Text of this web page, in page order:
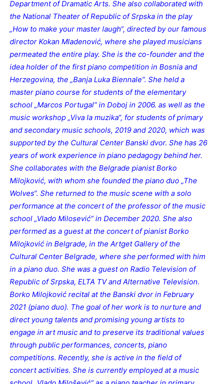
Department of Dramatic Arts. She also collaborated with
the National Theater of Republic of Srpska in the play
„How to make your master laugh“, directed by our famous
director Kokan Mladenović, where she played musicians
permeated the entire play. She is the co-founder and the
idea holder of the first piano competition in Bosnia and
Herzegovina, the „Banja Luka Biennale“. She held a
master piano course for students of the elementary
school „Marcos Portugal“ in Doboj in 2006. as well as the
music workshop „Viva la muzika“, for students of primary
and secondary music schools, 2019 and 2020, which was
supported by the Cultural Center Banski dvor. She has 26
years of work experience in piano pedagogy behind her.
She collaborates with the Belgrade pianist Borko
Milojković, with whom she founded the piano duo „The
Wolves“. She returned to the music scene with a solo
performance at the concert of the professor of the music
school „Vlado Milosević“ in December 2020. She also
performed as a guest at the concert of pianist Borko
Milojković in Belgrade, in the Artget Gallery of the
Cultural Center Belgrade, where she performed with him
in a piano duo. She was a guest on Radio Television of
Republic of Srpska, ELTA TV and Alternative Television.
Borko Milojković recital at the Banski dvor in February
2021 (piano duo). The goal of her work is to nurture and
direct young talents and promising young artists to
engage in art music and to preserve its traditional values
through public performances, concerts, piano
competitions. Recently, she is active in the field of
concert activities. She is currently employed at a music